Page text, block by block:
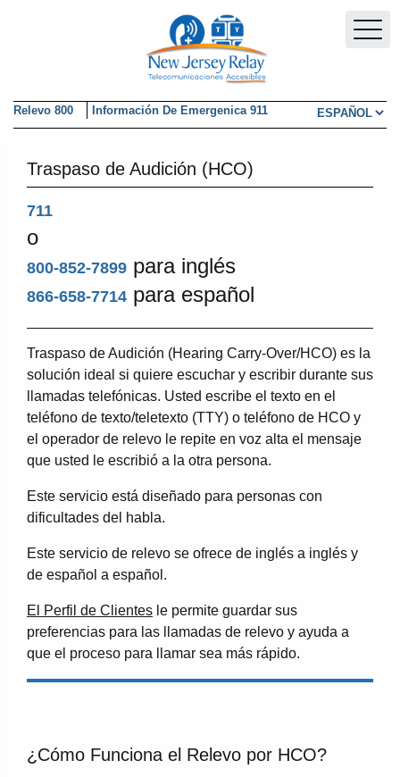
Elegir un
Relevo 800 Información De Emergenica 911
Traspaso de Audición (HCO)
711
o
800-852-7899 para inglés
866-658-7714 para español
Traspaso de Audición (Hearing Carry-Over/HCO) es la
solución ideal si quiere escuchar y escribir durante sus
llamadas telefónicas. Usted escribe el texto en el
teléfono de texto/teletexto (TTY) o teléfono de HCO y
el operador de relevo le repite en voz alta el mensaje
que usted le escribió a la otra persona.
Este servicio está diseñado para personas con
dificultades del habla.
Este servicio de relevo se ofrece de inglés a inglés y
de español a español.
El Perfil de Clientes le permite guardar sus
preferencias para las llamadas de relevo y ayuda a
que el proceso para llamar sea más rápido.
¿Cómo Funciona el Relevo por HCO?